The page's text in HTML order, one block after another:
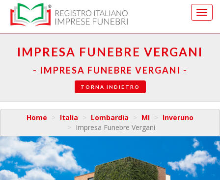
Vai
al
menu
IMPRESA FUNEBRE VERGANI
- IMPRESA FUNEBRE VERGANI -
TORNA INDIETRO
Home Italia Lombardia MI
Inveruno
Impresa Funebre Vergani